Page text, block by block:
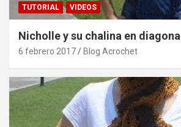
TUTORIAL
VIDEOS
Nicholle y su chalina en diagonal
6 febrero 2017 Blog Acrochet